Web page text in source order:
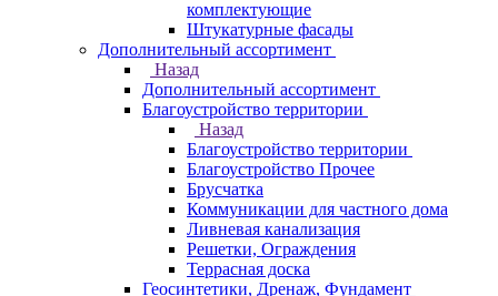
комплектующие
Штукатурные фасады
Дополнительный ассортимент
Назад
Дополнительный ассортимент
Благоустройство территории
Назад
Благоустройство территории
Благоустройство Прочее
Брусчатка
Коммуникации для частного дома
Ливневая канализация
Решетки, Ограждения
Террасная доска
Геосинтетики, Дренаж, Фундамент